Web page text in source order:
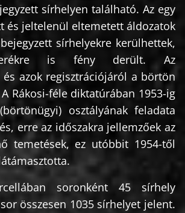
sírhelyen található. Az egy
és jeltelenül eltemetett áldozatok
sírhelyekre kerülhettek,
is fény derült. Az
azok regisztrációjáról a börtön
Rákosi-féle diktatúrában 1953-ig
osztályának feladata
erre az időszakra jellemzőek az
temetések, ez utóbbit 1954-től
soronként 45 sírhely
összesen 1035 sírhelyet jelent.